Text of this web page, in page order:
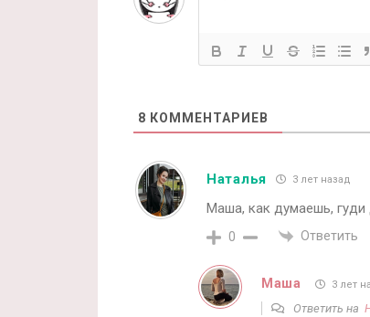
8 КОММЕНТАРИЕВ
Наталья 3 лет назад
Маша, как думаешь, гуди
0 Ответить
Маша 3 лет
Ответить на